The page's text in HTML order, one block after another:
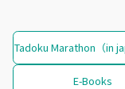
Tadoku Marathon（in
E-Books